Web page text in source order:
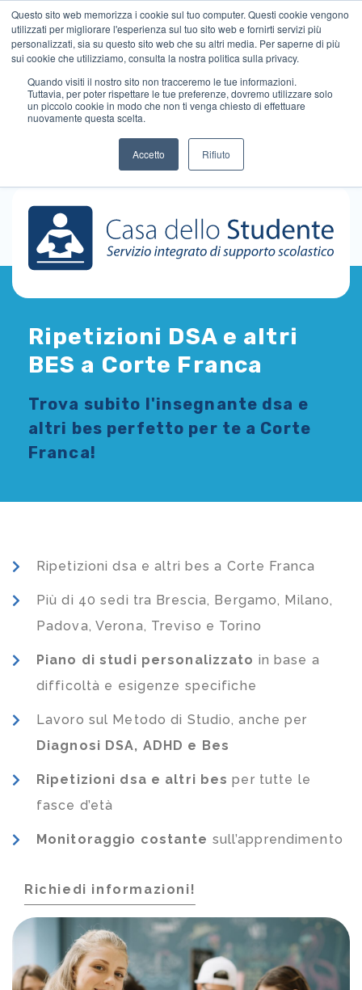
Questo sito web memorizza i cookie sul tuo computer. Questi cookie vengono
utilizzati per migliorare l'esperienza sul tuo sito web e fornirti servizi più
personalizzati, sia su questo sito web che su altri media. Per saperne di più
sui cookie che utilizziamo, consulta la nostra politica sulla privacy.
Quando visiti il ​​nostro sito non tracceremo le tue informazioni.
Tuttavia, per poter rispettare le tue preferenze, dovremo utilizzare solo
un piccolo cookie in modo che non ti venga chiesto di effettuare
nuovamente questa scelta.
Accetto Rifiuto
Ripetizioni DSA e altri
BES a Corte Franca
Trova subito l'insegnante dsa e
altri bes perfetto per te a Corte
Franca!
Ripetizioni dsa e altri bes a Corte Franca
Più di 40 sedi tra Brescia, Bergamo, Milano,
Padova, Verona, Treviso e Torino
Piano di studi personalizzato in base a
difficoltà e esigenze specifiche
Lavoro sul Metodo di Studio, anche per
Diagnosi DSA, ADHD e Bes
Ripetizioni dsa e altri bes per tutte le
fasce d’età
Monitoraggio costante sull’apprendimento
Richiedi informazioni!